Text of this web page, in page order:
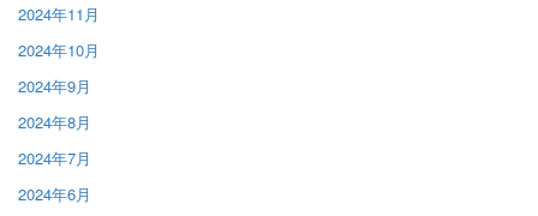
2024年11月
2024年10月
2024年9月
2024年8月
2024年7月
2024年6月